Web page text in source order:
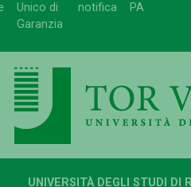
Unico di
Garanzia
notifica
PA
UNIVERSITÀ DEGLI STUDI DI